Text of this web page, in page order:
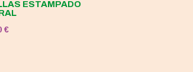
ESTAMPADO
€